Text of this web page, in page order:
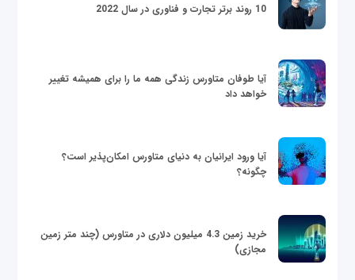
10 روند برتر تجارت و فناوری در سال 2022
آیا طوفان متاورس زندگی همه ما را برای همیشه تغییر
خواهد داد
آیا ورود ایرانیان به دنیای متاورس امکان‌پذیر است؟
چگونه؟
خرید زمین 4.3 میلیون دلاری در متاورس (چند متر زمین
مجازی)